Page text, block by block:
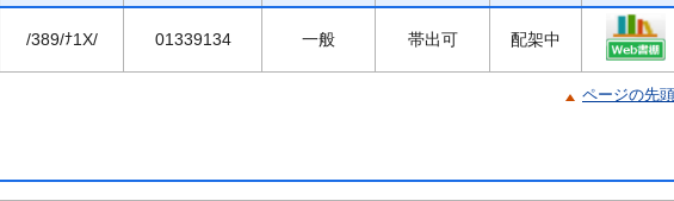
/389/ﾅ1X/ 01339134 一般 帯出可 配架中
ページの先